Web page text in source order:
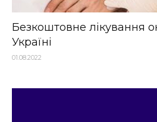
Безкоштовне лікування
Україні
01.08.2022